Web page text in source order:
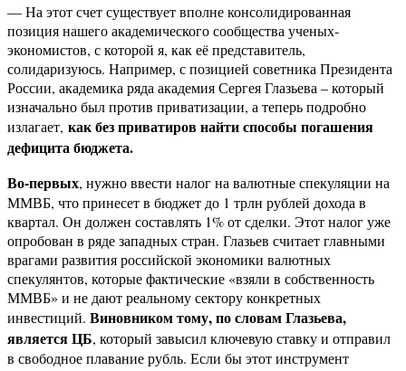
— На этот счет существует вполне консолидированная
позиция нашего академического сообщества ученых-
экономистов, с которой я, как её представитель,
солидаризуюсь. Например, с позицией советника Президента
России, академика ряда академия Сергея Глазьева – который
изначально был против приватизации, а теперь подробно
излагает, как без приватиров найти способы погашения
дефицита бюджета.
Во-первых, нужно ввести налог на валютные спекуляции на
ММВБ, что принесет в бюджет до 1 трлн рублей дохода в
квартал. Он должен составлять 1% от сделки. Этот налог уже
опробован в ряде западных стран. Глазьев считает главными
врагами развития российской экономики валютных
спекулянтов, которые фактические «взяли в собственность
ММВБ» и не дают реальному сектору конкретных
инвестиций. Виновником тому, по словам Глазьева,
является ЦБ, который завысил ключевую ставку и отправил
в свободное плавание рубль. Если бы этот инструмент